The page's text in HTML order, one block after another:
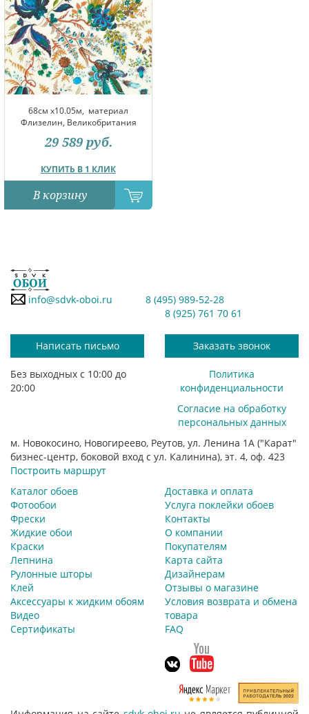
68см x10.05м, материал
Флизелин, Великобритания
КУПИТЬ В 1 КЛИК
29 589 руб.
В корзину
info@sdvk-oboi.ru
8 (495) 989-52-28
8 (925) 761 70 61
Написать письмо Заказать звонок
Без выходных с 10:00 до
20:00
Политика
конфиденциальности
Согласие на обработку
персональных данных
м. Новокосино, Новогиреево, Реутов, ул. Ленина 1А ("Карат"
бизнес-центр, боковой вход с ул. Калинина), эт. 4, оф. 423
Построить маршрут
Каталог обоев
Фотообои
Фрески
Жидкие обои
Краски
Лепнина
Рулонные шторы
Клей
Аксессуары к жидким обоям
Видео
Сертификаты
Доставка и оплата
Услуга поклейки обоев
Контакты
О компании
Покупателям
Карта сайта
Дизайнерам
Отзывы о магазине
Условия возврата и обмена
товара
FAQ